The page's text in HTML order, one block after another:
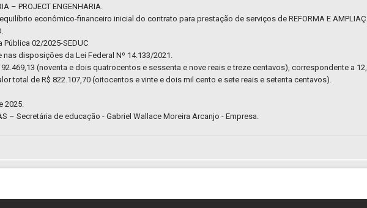
– PROJECT ENGENHARIA.
econômico-financeiro inicial do contrato para prestação de serviços de REFORMA E
Pública 02/2025-SEDUC
nas disposições da Lei Federal Nº 14.133/2021.
(noventa e dois quatrocentos e sessenta e nove reais e treze centavos), correspondente a
total de R$ 822.107,70 (oitocentos e vinte e dois mil cento e sete reais e setenta centavos).
2025.
– Secretária de educação - Gabriel Wallace Moreira Arcanjo - Empresa.